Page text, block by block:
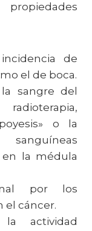
de
el de boca.
sangre del
o la
en la médula
por los
el cáncer.
actividad